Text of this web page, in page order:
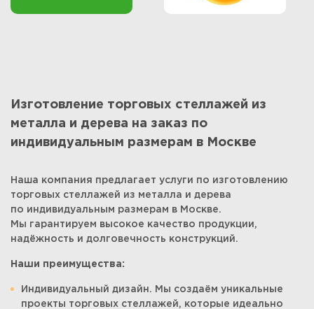
Изготовление торговых стеллажей из
металла и дерева на заказ по
индивидуальным размерам в Москве
Наша компания предлагает услуги по изготовлению
торговых стеллажей из металла и дерева
по индивидуальным размерам в Москве.
Мы гарантируем высокое качество продукции,
надёжность и долговечность конструкций.
Наши преимущества:
Индивидуальный дизайн. Мы создаём уникальные
проекты торговых стеллажей, которые идеально